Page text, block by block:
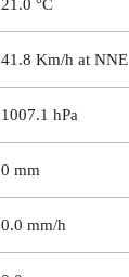
21.0 °C
41.8 Km/h at NNE
1007.1 hPa
0 mm
0.0 mm/h